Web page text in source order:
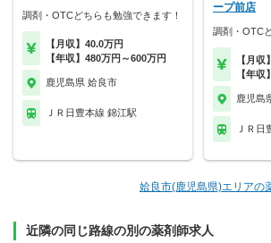
調剤・OTCどちらも勉強できます！
【月収】40.0万円
【年収】480万円～600万円
鹿児島県 姶良市
ＪＲ日豊本線 錦江駅
ープ前店
調剤・OTC
【月収
【年
鹿児島
ＪＲ日
姶良市(鹿児島県)エリアの
近隣の同じ路線の別の薬剤師求人